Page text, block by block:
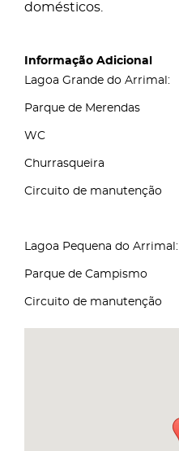
domésticos.
Informação Adicional
Lagoa Grande do Arrimal:
Parque de Merendas
WC
Churrasqueira
Circuito de manutenção
Lagoa Pequena do Arrimal:
Parque de Campismo
Circuito de manutenção